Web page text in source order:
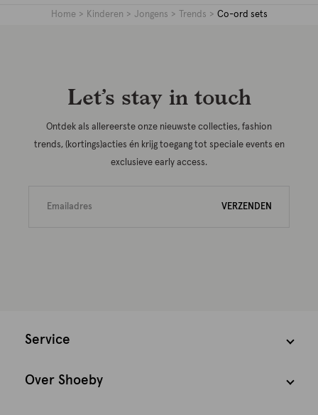
Home Kinderen Jongens Trends Co-ord sets
Let’s stay in touch
Ontdek als allereerste onze nieuwste collecties, fashion
trends, (kortings)acties én krijg toegang tot speciale events en
exclusieve early access.
VERZENDEN
Service
Over Shoeby